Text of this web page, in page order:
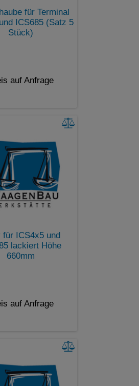
für Terminal
ICS685 (Satz 5
Stück)
auf Anfrage
für ICS4x5 und
lackiert Höhe
660mm
auf Anfrage